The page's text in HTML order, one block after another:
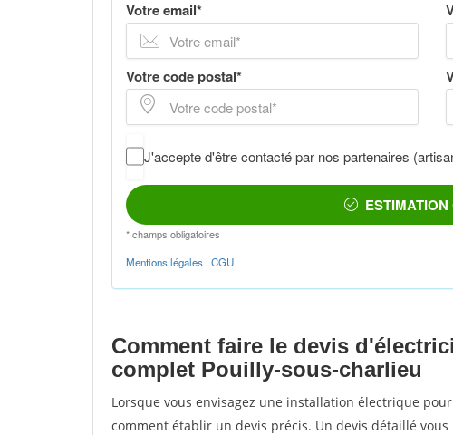
Comment faire le devis
complet Pouilly-sous-charlieu
Lorsque vous envisagez une installation électrique
comment établir un devis précis. Un devis détaillé